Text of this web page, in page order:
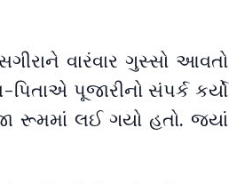
વારંવાર ગુસ્સો આવતો
પિતાએ પૂજારીનો સંપર્ક કર્યો
રૂમમાં લઈ ગયો હતો. જ્યાં